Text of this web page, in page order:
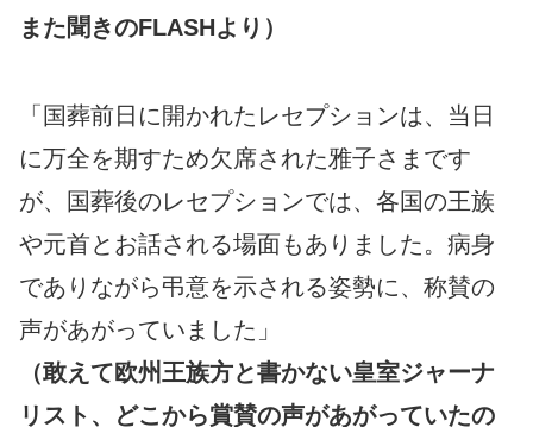
また聞きのFLASHより）
「国葬前日に開かれたレセプションは、当日
に万全を期すため欠席された雅子さまです
が、国葬後のレセプションでは、各国の王族
や元首とお話される場面もありました。病身
でありながら弔意を示される姿勢に、称賛の
声があがっていました」
（敢えて欧州王族方と書かない皇室ジャーナ
リスト、どこから賞賛の声があがっていたの